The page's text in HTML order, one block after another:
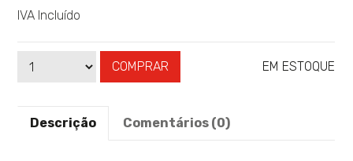
IVA Incluído
Qtd COMPRAR
Disponibilidade: EM ESTOQUE
Descrição Comentários (0)